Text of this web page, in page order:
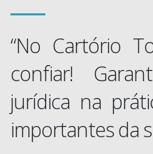
“No Cartório
confiar!
jurídica na
importantes da